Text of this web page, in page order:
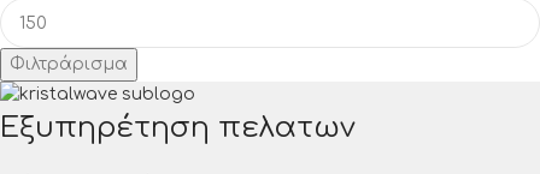
Φιλτράρισμα
Εξυπηρέτηση πελατων